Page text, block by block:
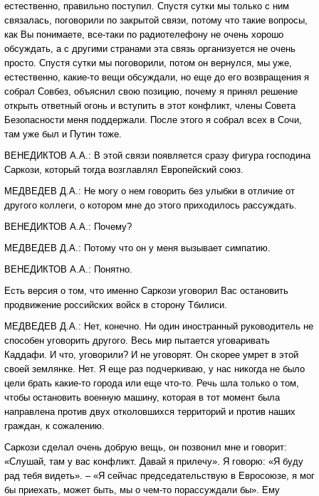
естественно, правильно поступил. Спустя сутки мы только с ним
связалась, поговорили по закрытой связи, потому что такие вопросы,
как Вы понимаете, все-таки по радиотелефону не очень хорошо
обсуждать, а с другими странами эта связь организуется не очень
просто. Спустя сутки мы поговорили, потом он вернулся, мы уже,
естественно, какие-то вещи обсуждали, но еще до его возвращения я
собрал Совбез, объяснил свою позицию, почему я принял решение
открыть ответный огонь и вступить в этот конфликт, члены Совета
Безопасности меня поддержали. После этого я собрал всех в Сочи,
там уже был и Путин тоже.
ВЕНЕДИКТОВ А.А.: В этой связи появляется сразу фигура господина
Саркози, который тогда возглавлял Европейский союз.
МЕДВЕДЕВ Д.А.: Не могу о нем говорить без улыбки в отличие от
другого коллеги, о котором мне до этого приходилось рассуждать.
ВЕНЕДИКТОВ А.А.: Почему?
МЕДВЕДЕВ Д.А.: Потому что он у меня вызывает симпатию.
ВЕНЕДИКТОВ А.А.: Понятно.
Есть версия о том, что именно Саркози уговорил Вас остановить
продвижение российских войск в сторону Тбилиси.
МЕДВЕДЕВ Д.А.: Нет, конечно. Ни один иностранный руководитель не
способен уговорить другого. Весь мир пытается уговаривать
Каддафи. И что, уговорили? И не уговорят. Он скорее умрет в этой
своей землянке. Нет. Я еще раз подчеркиваю, у нас никогда не было
цели брать какие-то города или еще что-то. Речь шла только о том,
чтобы остановить военную машину, которая в тот момент была
направлена против двух отколовшихся территорий и против наших
граждан, к сожалению.
Саркози сделал очень добрую вещь, он позвонил мне и говорит:
«Слушай, там у вас конфликт. Давай я прилечу». Я говорю: «Я буду
рад тебя видеть». – «Я сейчас председательствую в Евросоюзе, я мог
бы приехать, может быть, мы о чем-то порассуждали бы». Ему